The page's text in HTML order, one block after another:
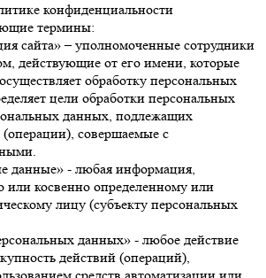
конфиденциальности
термины:
сайта» – уполномоченные сотрудники
действующие от его имени, которые
обработку персональных
цели обработки персональных
данных, подлежащих
(операции), совершаемые с
данные» - любая информация,
или косвенно определенному или
лицу (субъекту персональных
данных» - любое действие
действий (операций),